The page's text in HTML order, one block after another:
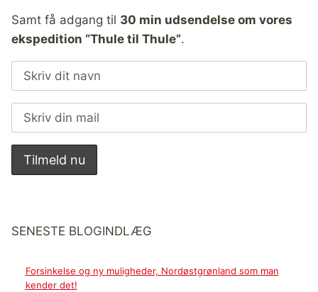
Samt få adgang til 30 min udsendelse om vores
ekspedition “Thule til Thule”.
SENESTE BLOGINDLÆG
Forsinkelse og ny muligheder, Nordøstgrønland som man
kender det!